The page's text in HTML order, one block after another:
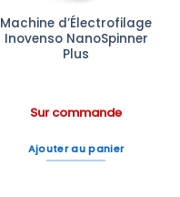
Machine d’Électrofilage
Inovenso NanoSpinner
Plus
Sur commande
Ajouter au panier